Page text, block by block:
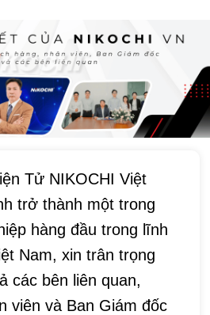
Tử NIKOCHI Việt
trở thành một trong
hàng đầu trong lĩnh
Nam, xin trân trọng
các bên liên quan,
viên và Ban Giám đốc